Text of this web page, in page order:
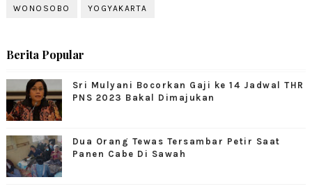
WONOSOBO YOGYAKARTA
Berita Popular
Sri Mulyani Bocorkan Gaji ke 14 Jadwal THR
PNS 2023 Bakal Dimajukan
Dua Orang Tewas Tersambar Petir Saat
Panen Cabe Di Sawah